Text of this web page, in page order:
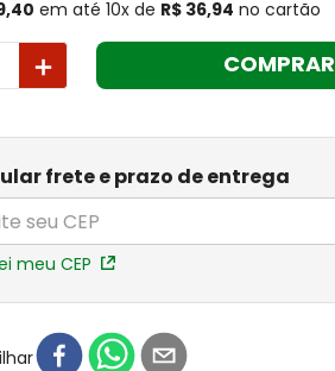
em até 10x de R$ 36,94 no cartão
＋
frete e prazo de entrega
meu CEP